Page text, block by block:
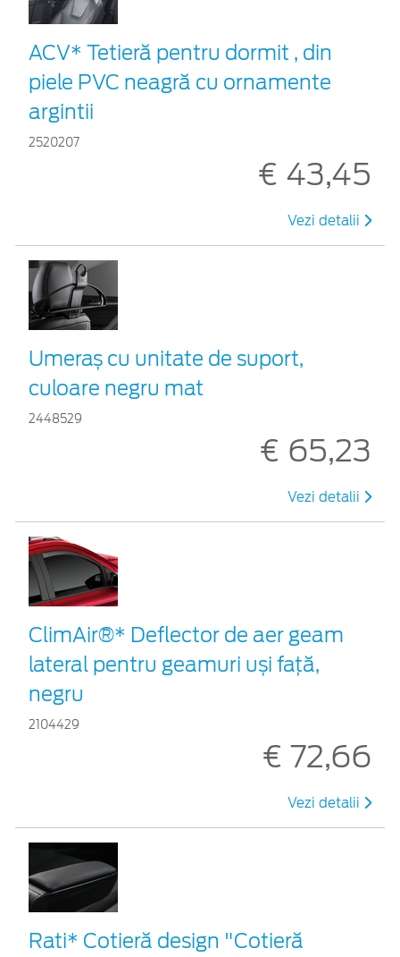
ACV* Tetieră pentru dormit , din
piele PVC neagră cu ornamente
argintii
2520207
€ 43,45
Vezi detalii
Umeraș cu unitate de suport,
culoare negru mat
2448529
€ 65,23
Vezi detalii
ClimAir®* Deflector de aer geam
lateral pentru geamuri uși față,
negru
2104429
€ 72,66
Vezi detalii
Rati* Cotieră design "Cotieră